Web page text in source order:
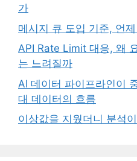
가
메시지 큐 도입 기준, 언
API Rate Limit 대응, 왜
는 느려질까
AI 데이터 파이프라인이
대 데이터의 흐름
이상값을 지웠더니 분석